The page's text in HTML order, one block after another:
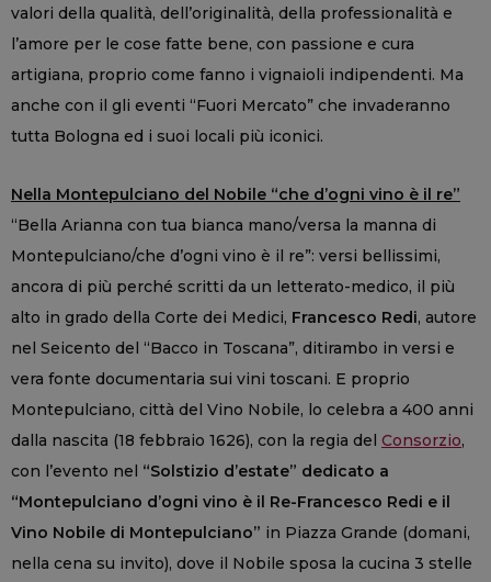
valori della qualità, dell’originalità, della professionalità e
l’amore per le cose fatte bene, con passione e cura
artigiana, proprio come fanno i vignaioli indipendenti. Ma
anche con il gli eventi “Fuori Mercato” che invaderanno
tutta Bologna ed i suoi locali più iconici.
Nella Montepulciano del Nobile “che d’ogni vino è il re”
“Bella Arianna con tua bianca mano/versa la manna di
Montepulciano/che d’ogni vino è il re”: versi bellissimi,
ancora di più perché scritti da un letterato-medico, il più
alto in grado della Corte dei Medici, Francesco Redi, autore
nel Seicento del “Bacco in Toscana”, ditirambo in versi e
vera fonte documentaria sui vini toscani. E proprio
Montepulciano, città del Vino Nobile, lo celebra a 400 anni
dalla nascita (18 febbraio 1626), con la regia del Consorzio,
con l’evento nel “Solstizio d’estate” dedicato a
“Montepulciano d’ogni vino è il Re-Francesco Redi e il
Vino Nobile di Montepulciano” in Piazza Grande (domani,
nella cena su invito), dove il Nobile sposa la cucina 3 stelle